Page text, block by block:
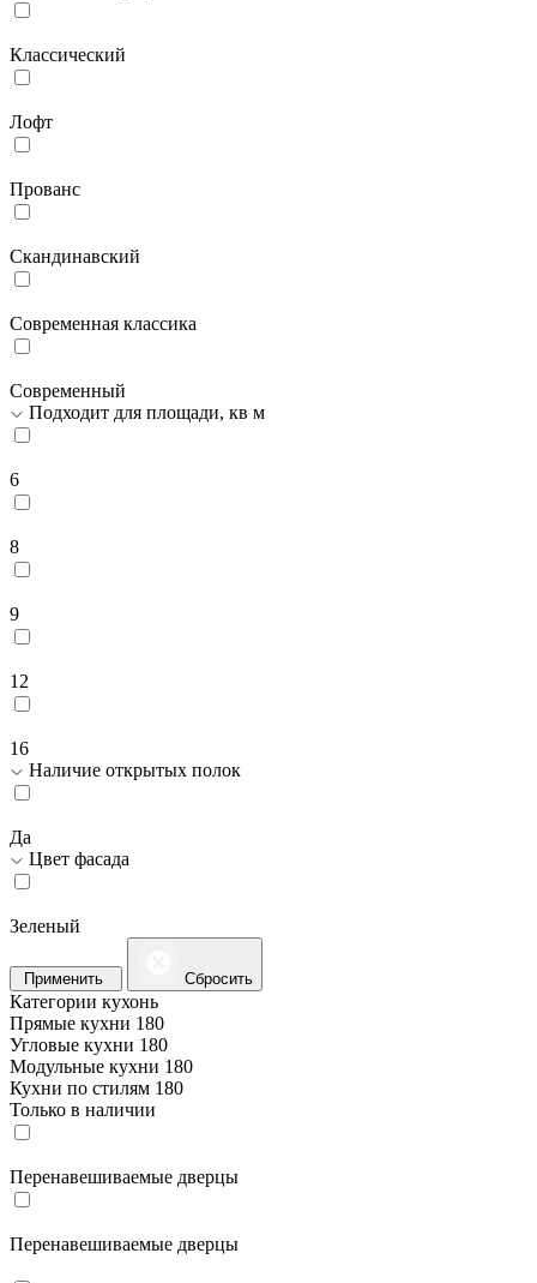
Классический
Лофт
Прованс
Скандинавский
Современная классика
Современный
Подходит для площади, кв м
6
8
9
12
16
Наличие открытых полок
Да
Цвет фасада
Зеленый
Применить Сбросить
Категории кухонь
Прямые кухни 180
Угловые кухни 180
Модульные кухни 180
Кухни по стилям 180
Только в наличии
Перенавешиваемые дверцы
Перенавешиваемые дверцы